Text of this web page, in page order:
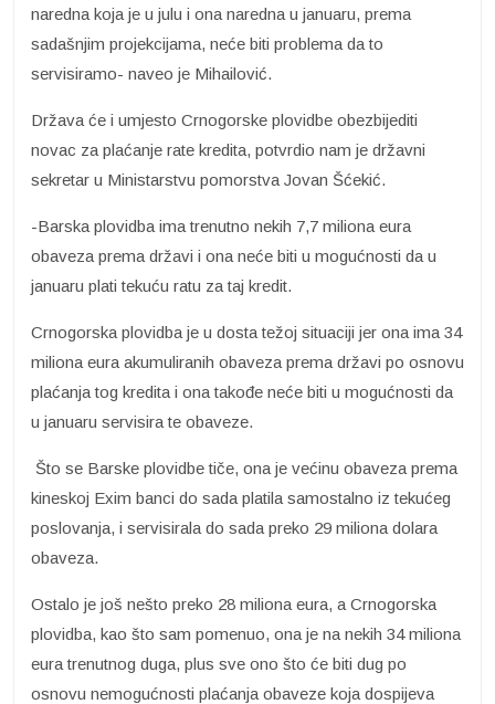
naredna koja je u julu i ona naredna u januaru, prema
sadašnjim projekcijama, neće biti problema da to
servisiramo- naveo je Mihailović.
Država će i umjesto Crnogorske plovidbe obezbijediti
novac za plaćanje rate kredita, potvrdio nam je državni
sekretar u Ministarstvu pomorstva Jovan Šćekić.
-Barska plovidba ima trenutno nekih 7,7 miliona eura
obaveza prema državi i ona neće biti u mogućnosti da u
januaru plati tekuću ratu za taj kredit.
Crnogorska plovidba je u dosta težoj situaciji jer ona ima 34
miliona eura akumuliranih obaveza prema državi po osnovu
plaćanja tog kredita i ona takođe neće biti u mogućnosti da
u januaru servisira te obaveze.
Što se Barske plovidbe tiče, ona je većinu obaveza prema
kineskoj Exim banci do sada platila samostalno iz tekućeg
poslovanja, i servisirala do sada preko 29 miliona dolara
obaveza.
Ostalo je još nešto preko 28 miliona eura, a Crnogorska
plovidba, kao što sam pomenuo, ona je na nekih 34 miliona
eura trenutnog duga, plus sve ono što će biti dug po
osnovu nemogućnosti plaćanja obaveze koja dospijeva